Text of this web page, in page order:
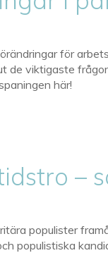
för
de viktigaste
här!
–
populister
populistiska